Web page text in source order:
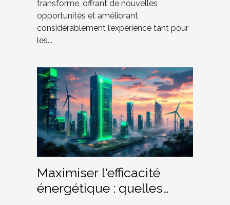
transforme, offrant de nouvelles
opportunités et améliorant
considérablement l’expérience tant pour
les...
Maximiser l'efficacité
énergétique : quelles